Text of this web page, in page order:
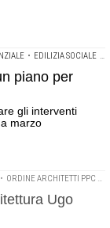
• EDILIZIA SOCIALE
piano per
gli interventi
marzo
• ORDINE ARCHITETTI PPC DI MILANO
Ugo